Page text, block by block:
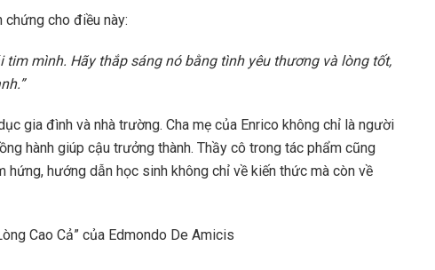
cho điều này:
tim mình. Hãy thắp sáng nó bằng tình yêu thương và lòng tốt,
gia đình và nhà trường. Cha mẹ của Enrico không chỉ là người
hành giúp cậu trưởng thành. Thầy cô trong tác phẩm cũng
hướng dẫn học sinh không chỉ về kiến thức mà còn về